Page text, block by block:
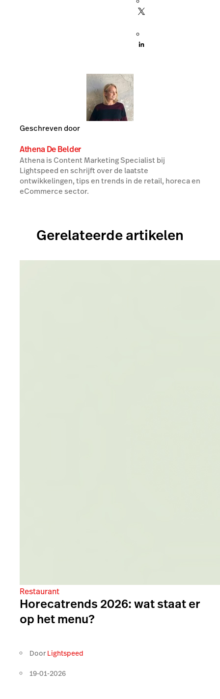
Geschreven door
Athena De Belder
Athena is Content Marketing Specialist bij
Lightspeed en schrijft over de laatste
ontwikkelingen, tips en trends in de retail, horeca en
eCommerce sector.
Gerelateerde artikelen
Restaurant
Horecatrends 2026: wat staat er
op het menu?
Door Lightspeed
19-01-2026